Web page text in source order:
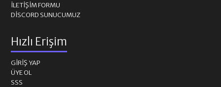
İLETIŞIM FORMU
DISCORD SUNUCUMUZ
Hızlı Erişim
GIRIŞ YAP
ÜYE OL
SSS